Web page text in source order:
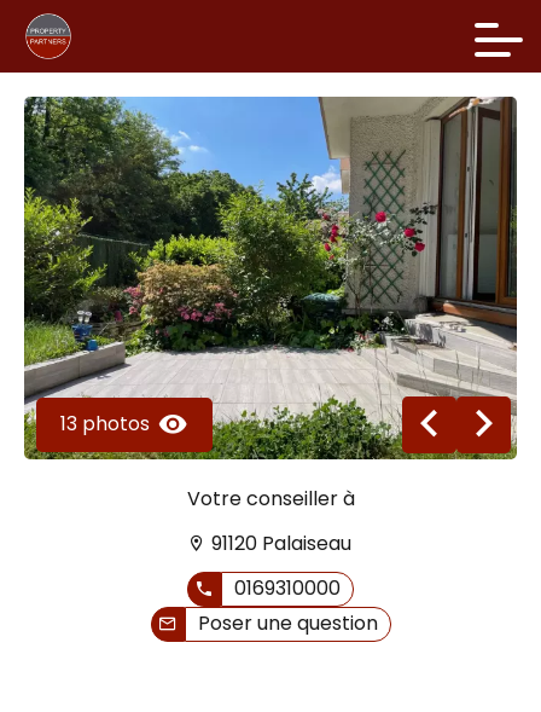
13 photos
Votre conseiller à
91120 Palaiseau
0169310000
Poser une question